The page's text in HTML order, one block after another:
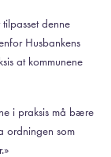
denne
Husbankens
at kommunene
i praksis må bære
ordningen som